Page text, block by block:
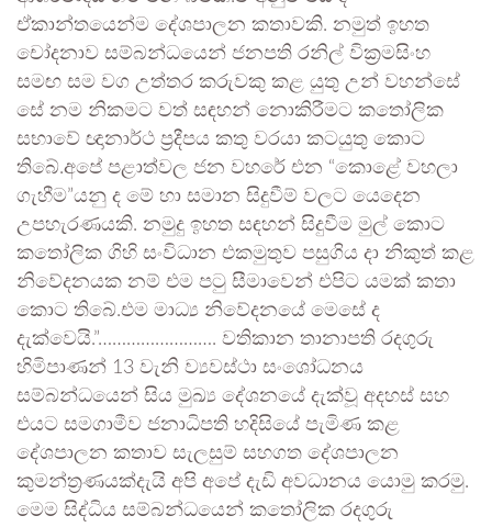
ඒකාන්තයෙන්ම දේශපාලන කතාවකි. නමුත් ඉහත
චෝදනාව සම්බන්ධයෙන් ජනපති රනිල් වික්‍රමසිංහ
සමඟ සම වග උත්තර කරුවකු කළ යුතු උන් වහන්සේ
සේ නම නිකමට වත් සඳහන් නොකිරීමට කතෝලික
සභාවේ ඥානාර්ථ ප්‍රදීපය කතු වරයා කටයුතු කොට
තිබේ.අපේ පළාත්වල ජන වහරේ එන “කොළේ වහලා
ගැහීම”යනු ද මේ හා සමාන සිදුවීම් වලට යෙදෙන
උපහැරණයකි. නමුදු ඉහත සඳහන් සිදුවීම මුල් කොට
කතෝලික ගිහි සංවිධාන එකමුතුව පසුගිය දා නිකුත් කළ
නිවේදනයක නම් එම පටු සීමාවෙන් එපිට යමක් කතා
කොට තිබේ.එම මාධ්‍ය නිවේදනයේ මෙසේ ද
දැක්වෙයි.”……………………. වතිකාන තානාපති රදගුරු
හිමිපාණන් 13 වැනි ව්‍යවස්ථා සංශෝධනය
සම්බන්ධයෙන් සිය මුඛ්‍ය දේශනයේ දැක්වූ අදහස් සහ
එයට සමගාමීව ජනාධිපති හදිසියේ පැමිණ කළ
දේශපාලන කතාව සැලසුම් සහගත දේශපාලන
කුමන්ත‍්‍රණයක්දැයි අපි අපේ දැඩි අවධානය යොමු කරමු.
මෙම සිද්ධිය සම්බන්ධයෙන් කතෝලික රදගුරු